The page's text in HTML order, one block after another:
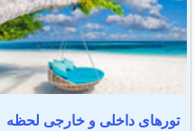
تورهای داخلی و خارجی لحظه